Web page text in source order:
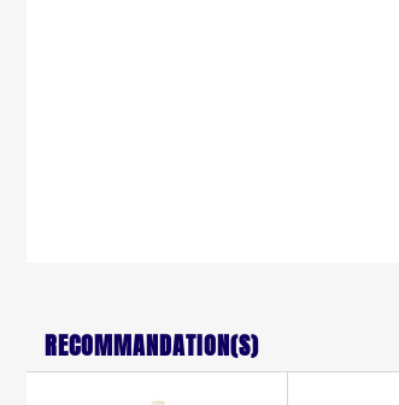
RECOMMANDATION(S)